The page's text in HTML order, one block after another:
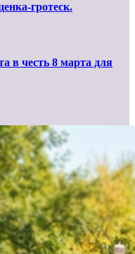
гротеск.
в честь 8 марта для